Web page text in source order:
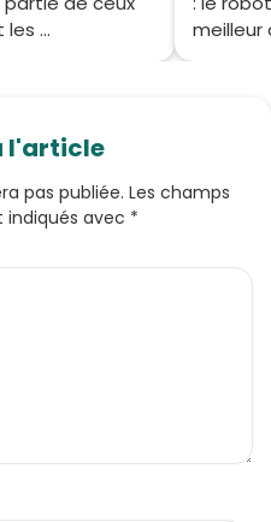
...
meilleur
l'article
pas publiée. Les champs
indiqués avec *